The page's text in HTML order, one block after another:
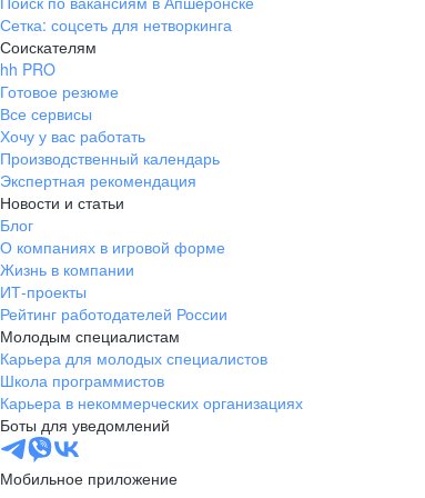
Сетка: соцсеть для нетворкинга
Соискателям
hh PRO
Готовое резюме
Все сервисы
Хочу у вас работать
Производственный календарь
Экспертная рекомендация
Новости и статьи
Блог
О компаниях в игровой форме
Жизнь в компании
ИТ-проекты
Рейтинг работодателей России
Молодым специалистам
Карьера для молодых специалистов
Школа программистов
Карьера в некоммерческих организациях
Боты для уведомлений
Мобильное приложение